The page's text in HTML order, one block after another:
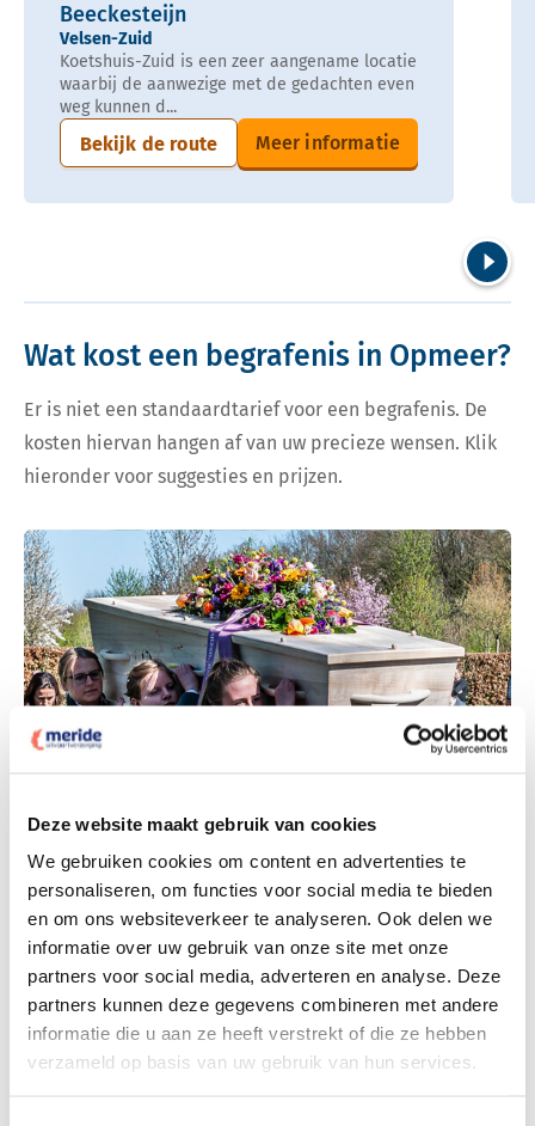
Deze website maakt gebruik van cookies
We gebruiken cookies om content en advertenties te
personaliseren, om functies voor social media te bieden
en om ons websiteverkeer te analyseren. Ook delen we
informatie over uw gebruik van onze site met onze
partners voor social media, adverteren en analyse. Deze
partners kunnen deze gegevens combineren met andere
informatie die u aan ze heeft verstrekt of die ze hebben
verzameld op basis van uw gebruik van hun services.
Beeckesteijn
Velsen-Zuid
Koetshuis-Zuid is een zeer aangename locatie
waarbij de aanwezige met de gedachten even
weg kunnen d...
Bekijk de route Meer informatie
Wat kost een begrafenis in Opmeer?
Er is niet een standaardtarief voor een begrafenis. De
kosten hiervan hangen af van uw precieze wensen. Klik
hieronder voor suggesties en prijzen.
Bekijk tarieven voor begrafenis
Bekijk tarieven voor crematie